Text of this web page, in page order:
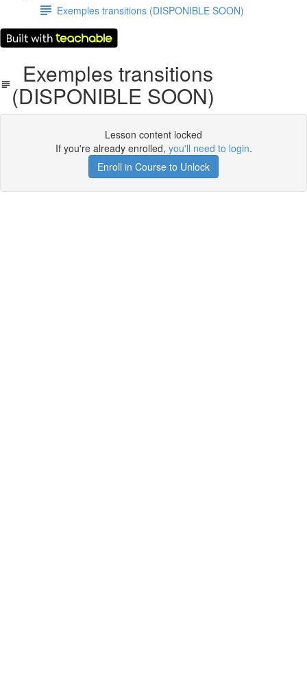
Exemples transitions (DISPONIBLE SOON)
Exemples transitions
(DISPONIBLE SOON)
Lesson content locked
If you're already enrolled, you'll need to login.
Enroll in Course to Unlock